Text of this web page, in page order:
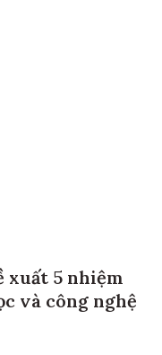
xuất 5 nhiệm
và công nghệ